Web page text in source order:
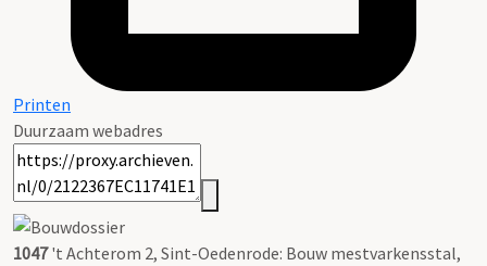
Printen
Duurzaam webadres
1047't Achterom 2, Sint-Oedenrode: Bouw mestvarkensstal,